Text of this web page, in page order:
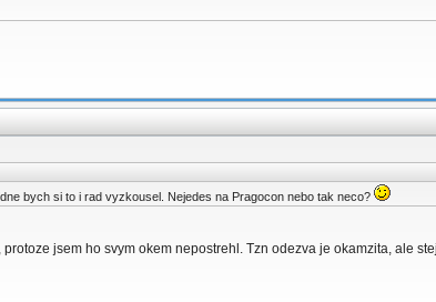
bych si to i rad vyzkousel. Nejedes na Pragocon nebo tak neco?
jsem ho svym okem nepostrehl. Tzn odezva je okamzita, ale